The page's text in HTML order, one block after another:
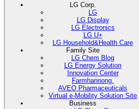
LG Corp.
LG
LG Display
LG Electronics
LG U+
LG Household&Health Care
Family Site
LG Chem Blog
LG Energy Solution
Innovation Center
Farmhannong.
AVEO Pharmaceuticals
Virtual e-Mobility Solution Site
Business